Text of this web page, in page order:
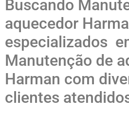
Buscando
aquecedor
especializados
Manutenção de
Harman com
clientes